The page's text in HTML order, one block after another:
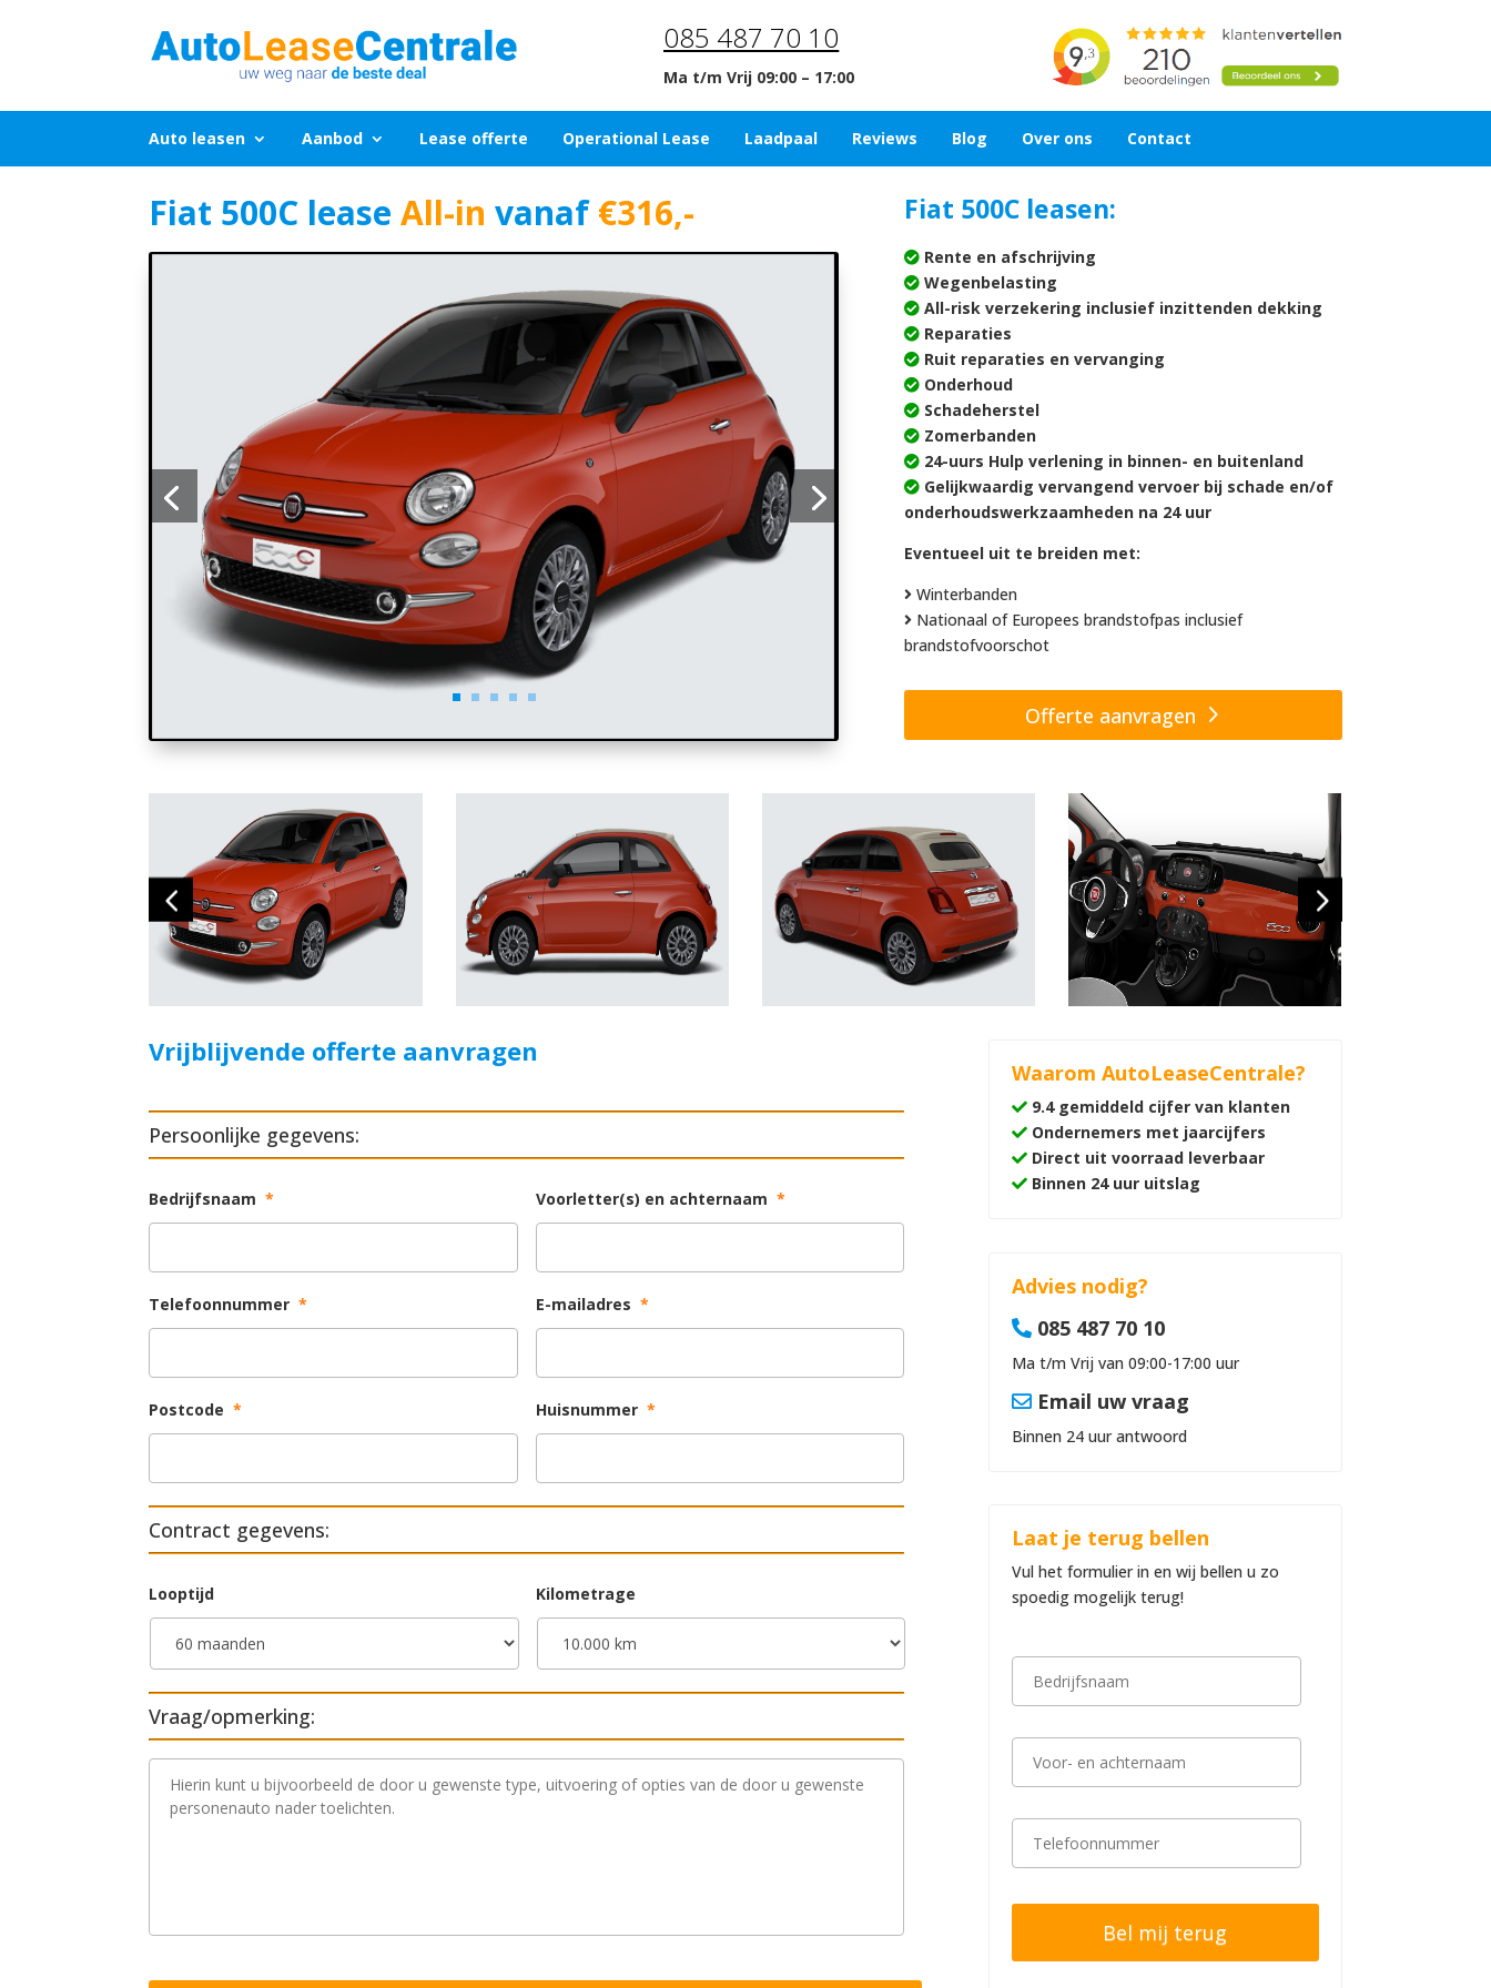
085 487 70 10
Ma t/m Vrij 09:00 – 17:00
Auto leasen Aanbod Lease offerte Operational Lease Laadpaal Reviews Blog Over ons Contact
Fiat 500C lease All-invanaf€316,- Fiat 500C leasen:
Rente en afschrijving
Wegenbelasting
All-risk verzekering inclusief inzittenden dekking
Reparaties
Ruit reparaties en vervanging
Onderhoud
Schadeherstel
Zomerbanden
24-uurs Hulp verlening in binnen- en buitenland
Gelijkwaardig vervangend vervoer bij schade en/of
onderhoudswerkzaamheden na 24 uur
Eventueel uit te breiden met:
Winterbanden
Nationaal of Europees brandstofpas inclusief
brandstofvoorschot
Offerte aanvragen
Vrijblijvende offerte aanvragen
Persoonlijke gegevens:
Bedrijfsnaam * Voorletter(s) en achternaam *
Telefoonnummer * E-mailadres *
Postcode * Huisnummer *
Contract gegevens:
Looptijd Kilometrage
Vraag/opmerking:
V
m
Waarom AutoLeaseCentrale?
9.4 gemiddeld cijfer van klanten
Ondernemers met jaarcijfers
Direct uit voorraad leverbaar
Binnen 24 uur uitslag
Advies nodig?
085 487 70 10
Ma t/m Vrij van 09:00-17:00 uur
Email uw vraag
Binnen 24 uur antwoord
Laat je terug bellen
Vul het formulier in en wij bellen u zo
spoedig mogelijk terug!
B
r
i
s
m
V
r
-
a
T
e
n